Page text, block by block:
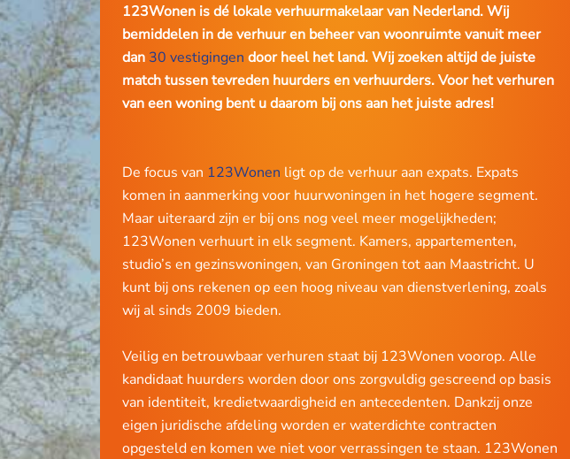
123Wonen is dé lokale verhuurmakelaar van Nederland. Wij
bemiddelen in de verhuur en beheer van woonruimte vanuit meer
dan 30 vestigingen door heel het land. Wij zoeken altijd de juiste
match tussen tevreden huurders en verhuurders. Voor het verhuren
van een woning bent u daarom bij ons aan het juiste adres!
De focus van 123Wonen ligt op de verhuur aan expats. Expats
komen in aanmerking voor huurwoningen in het hogere segment.
Maar uiteraard zijn er bij ons nog veel meer mogelijkheden;
123Wonen verhuurt in elk segment. Kamers, appartementen,
studio’s en gezinswoningen, van Groningen tot aan Maastricht. U
kunt bij ons rekenen op een hoog niveau van dienstverlening, zoals
wij al sinds 2009 bieden.
Veilig en betrouwbaar verhuren staat bij 123Wonen voorop. Alle
kandidaat huurders worden door ons zorgvuldig gescreend op basis
van identiteit, kredietwaardigheid en antecedenten. Dankzij onze
eigen juridische afdeling worden er waterdichte contracten
opgesteld en komen we niet voor verrassingen te staan. 123Wonen